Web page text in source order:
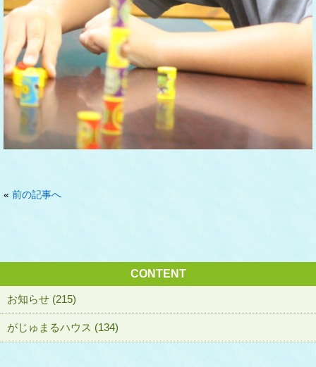
« 前の記事へ
CONTENT
お知らせ (215)
がじゅまるハウス (134)